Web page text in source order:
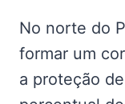
No norte do
formar um
a proteção